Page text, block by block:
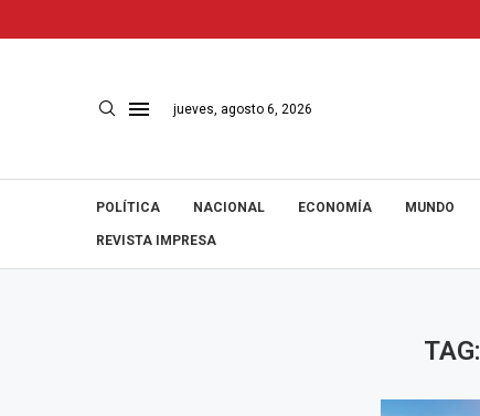
jueves, agosto 6, 2026
POLÍTICA NACIONAL ECONOMÍA MUNDO
REVISTA IMPRESA
TAG: